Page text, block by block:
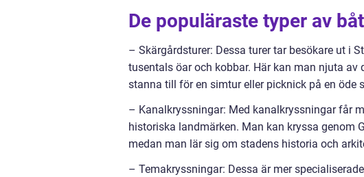
De populäraste typer av
– Skärgårdsturer: Dessa turer tar besökare ut i
tusentals öar och kobbar. Här kan man njuta
stanna till för en simtur eller picknick på en öde
– Kanalkryssningar: Med kanalkryssningar får
historiska landmärken. Man kan kryssa genom
medan man lär sig om stadens historia och
– Temakryssningar: Dessa är mer